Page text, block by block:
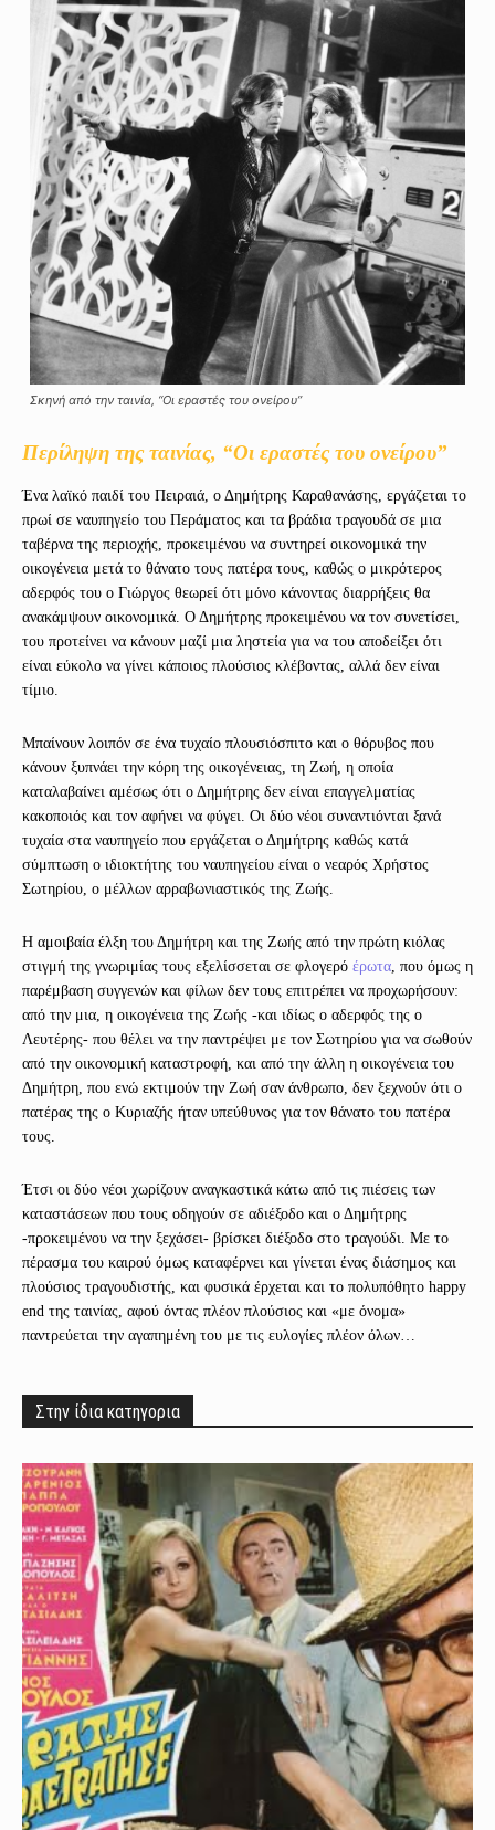
Σκηνή από την ταινία, “Οι εραστές του ονείρου”
Περίληψη της ταινίας, “Οι εραστές του ονείρου”
Ένα λαϊκό παιδί του Πειραιά, ο Δημήτρης Καραθανάσης, εργάζεται το
πρωί σε ναυπηγείο του Περάματος και τα βράδια τραγουδά σε μια
ταβέρνα της περιοχής, προκειμένου να συντηρεί οικονομικά την
οικογένεια μετά το θάνατο τους πατέρα τους, καθώς ο μικρότερος
αδερφός του ο Γιώργος θεωρεί ότι μόνο κάνοντας διαρρήξεις θα
ανακάμψουν οικονομικά. Ο Δημήτρης προκειμένου να τον συνετίσει,
του προτείνει να κάνουν μαζί μια ληστεία για να του αποδείξει ότι
είναι εύκολο να γίνει κάποιος πλούσιος κλέβοντας, αλλά δεν είναι
τίμιο.
Μπαίνουν λοιπόν σε ένα τυχαίο πλουσιόσπιτο και ο θόρυβος που
κάνουν ξυπνάει την κόρη της οικογένειας, τη Ζωή, η οποία
καταλαβαίνει αμέσως ότι ο Δημήτρης δεν είναι επαγγελματίας
κακοποιός και τον αφήνει να φύγει. Οι δύο νέοι συναντιόνται ξανά
τυχαία στα ναυπηγείο που εργάζεται ο Δημήτρης καθώς κατά
σύμπτωση ο ιδιοκτήτης του ναυπηγείου είναι ο νεαρός Χρήστος
Σωτηρίου, ο μέλλων αρραβωνιαστικός της Ζωής.
Η αμοιβαία έλξη του Δημήτρη και της Ζωής από την πρώτη κιόλας
στιγμή της γνωριμίας τους εξελίσσεται σε φλογερό έρωτα , που όμως η
παρέμβαση συγγενών και φίλων δεν τους επιτρέπει να προχωρήσουν:
από την μια, η οικογένεια της Ζωής -και ιδίως ο αδερφός της ο
Λευτέρης- που θέλει να την παντρέψει με τον Σωτηρίου για να σωθούν
από την οικονομική καταστροφή, και από την άλλη η οικογένεια του
Δημήτρη, που ενώ εκτιμούν την Ζωή σαν άνθρωπο, δεν ξεχνούν ότι ο
πατέρας της ο Κυριαζής ήταν υπεύθυνος για τον θάνατο του πατέρα
τους.
Έτσι οι δύο νέοι χωρίζουν αναγκαστικά κάτω από τις πιέσεις των
καταστάσεων που τους οδηγούν σε αδιέξοδο και ο Δημήτρης
-προκειμένου να την ξεχάσει- βρίσκει διέξοδο στο τραγούδι. Με το
πέρασμα του καιρού όμως καταφέρνει και γίνεται ένας διάσημος και
πλούσιος τραγουδιστής, και φυσικά έρχεται και το πολυπόθητο happy
end της ταινίας, αφού όντας πλέον πλούσιος και «με όνομα»
παντρεύεται την αγαπημένη του με τις ευλογίες πλέον όλων…
Στην ίδια κατηγορια